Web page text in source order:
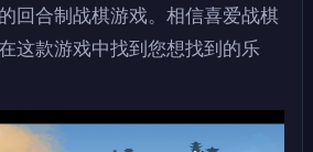
回合制战棋游戏。相信喜爱战棋
这款游戏中找到您想找到的乐